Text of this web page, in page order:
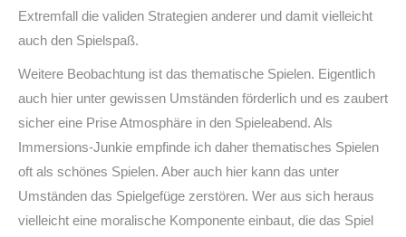
Extremfall die validen Strategien anderer und damit vielleicht
auch den Spielspaß.
Weitere Beobachtung ist das thematische Spielen. Eigentlich
auch hier unter gewissen Umständen förderlich und es zaubert
sicher eine Prise Atmosphäre in den Spieleabend. Als
Immersions-Junkie empfinde ich daher thematisches Spielen
oft als schönes Spielen. Aber auch hier kann das unter
Umständen das Spielgefüge zerstören. Wer aus sich heraus
vielleicht eine moralische Komponente einbaut, die das Spiel